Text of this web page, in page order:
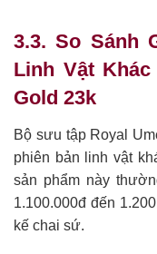
3.3. So Sánh
Linh Vật
Gold 23k
Bộ sưu tập Royal
phiên bản linh vật
sản phẩm này
1.100.000đ đến
kế chai sứ.